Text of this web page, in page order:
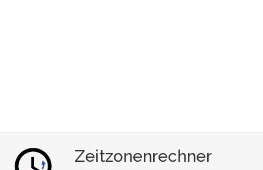
Zeitzonenrechner